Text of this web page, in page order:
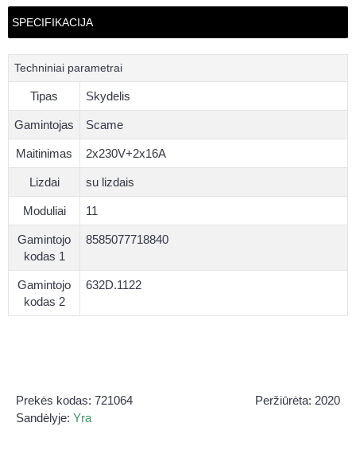
SPECIFIKACIJA
Techniniai parametrai
Tipas Skydelis
Gamintojas Scame
Maitinimas 2x230V+2x16A
Lizdai su lizdais
Moduliai 11
Gamintojo
kodas 1
8585077718840
Gamintojo
kodas 2
632D.1122
Peržiūrėta: 2020
Prekės kodas: 721064
Sandėlyje: Yra